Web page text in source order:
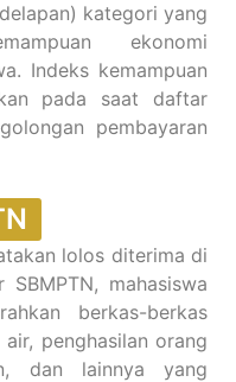
kategori yang
ekonomi
Indeks kemampuan
pada saat daftar
pembayaran
lolos diterima di
mahasiswa
berkas-berkas
penghasilan orang
dan lainnya yang